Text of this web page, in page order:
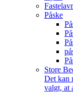
Påske
Store
Det kan
valgt, at